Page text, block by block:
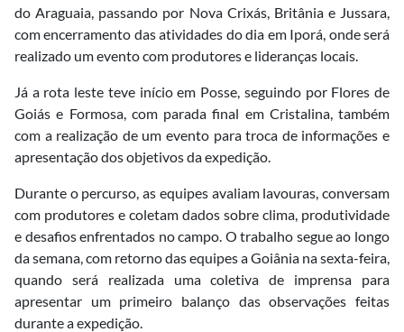
do Araguaia, passando por Nova Crixás, Britânia e Jussara,
com encerramento das atividades do dia em Iporá, onde será
realizado um evento com produtores e lideranças locais.
Já a rota leste teve início em Posse, seguindo por Flores de
Goiás e Formosa, com parada final em Cristalina, também
com a realização de um evento para troca de informações e
apresentação dos objetivos da expedição.
Durante o percurso, as equipes avaliam lavouras, conversam
com produtores e coletam dados sobre clima, produtividade
e desafios enfrentados no campo. O trabalho segue ao longo
da semana, com retorno das equipes a Goiânia na sexta-feira,
quando será realizada uma coletiva de imprensa para
apresentar um primeiro balanço das observações feitas
durante a expedição.